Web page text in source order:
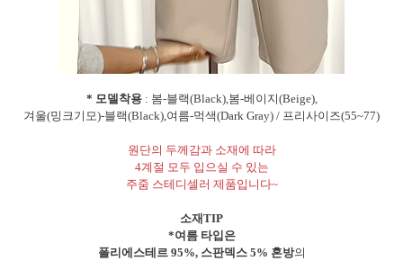
* 모델착용: 봄-블랙(Black),봄-베이지(Beige),
겨울(밍크기모)-블랙(Black),여름-먹색(Dark Gray) / 프리사이즈(55~77)
원단의 두께감과 소재에 따라
4계절 모두 입으실 수 있는
주줌 스테디셀러 제품입니다~
소재TIP
*여름 타입은
폴리에스테르 95%, 스판덱스 5% 혼방의